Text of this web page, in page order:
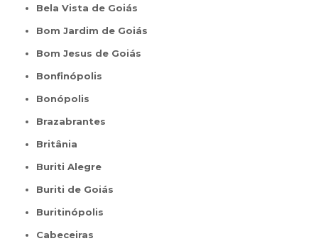
Bela Vista de Goiás
Bom Jardim de Goiás
Bom Jesus de Goiás
Bonfinópolis
Bonópolis
Brazabrantes
Britânia
Buriti Alegre
Buriti de Goiás
Buritinópolis
Cabeceiras